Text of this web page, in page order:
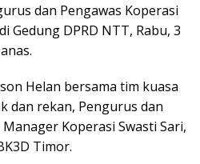
dan Pengawas Koperasi
Gedung DPRD NTT, Rabu, 3
Helan bersama tim kuasa
dan rekan, Pengurus dan
Koperasi Swasti Sari,
Timor.